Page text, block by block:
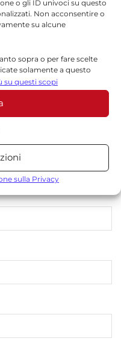
o gli ID univoci su questo
Non acconsentire o
su alcune
sopra o per fare scelte
solamente a questo
in qualsiasi momento,
i pulsanti della Cookie
del consenso nella parte
e/o accedervi, Misurare le
prestazioni dei contenuti,
diverse.
o accedervi, Utilizzare
di contenuti
su questi scopi
sulla Privacy
I campi